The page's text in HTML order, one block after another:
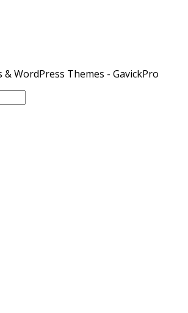
& WordPress Themes - GavickPro